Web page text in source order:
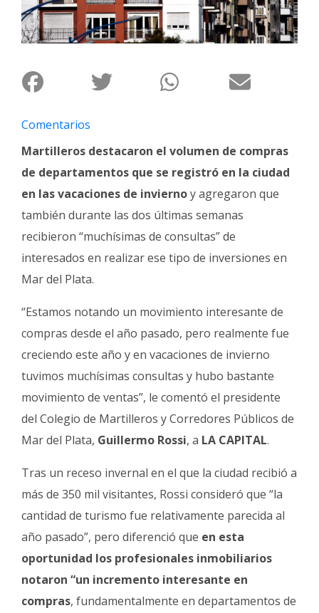
de
Familia
Clasificados
Fúnebres
Comentarios
Martilleros destacaron el volumen de compras
de departamentos que se registró en la ciudad
en las vacaciones de inviernoy agregaron que
también durante las dos últimas semanas
recibieron “muchísimas de consultas” de
interesados en realizar ese tipo de inversiones en
Mar del Plata.
“Estamos notando un movimiento interesante de
compras desde el año pasado, pero realmente fue
creciendo este año y en vacaciones de invierno
tuvimos muchísimas consultas y hubo bastante
movimiento de ventas”, le comentó el presidente
del Colegio de Martilleros y Corredores Públicos de
Mar del Plata, Guillermo Rossi, a LA CAPITAL.
Tras un receso invernal en el que la ciudad recibió a
más de 350 mil visitantes, Rossi consideró que “la
cantidad de turismo fue relativamente parecida al
año pasado”, pero diferenció que en esta
oportunidad los profesionales inmobiliarios
notaron “un incremento interesante en
compras, fundamentalmente en departamentos de